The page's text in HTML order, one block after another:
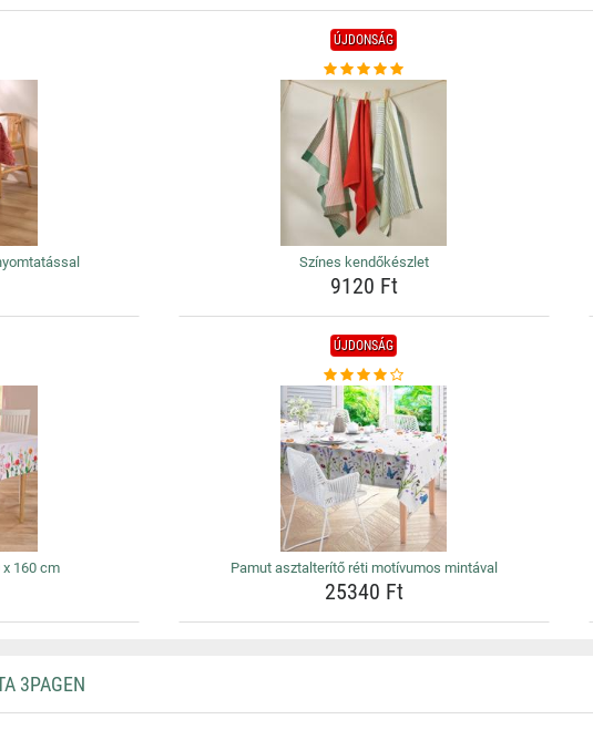
ÚJDONSÁG
Színes kendőkészlet
9120 Ft
160 cm
ÚJDONSÁG
Pamut asztalterítő réti motívumos mintával
25340 Ft
3PAGEN